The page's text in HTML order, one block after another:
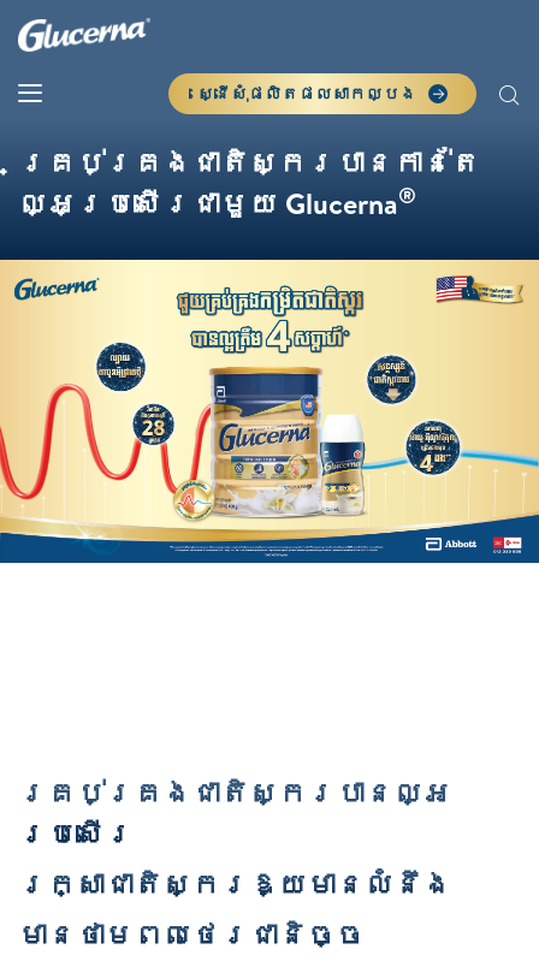
ស្នើសុំផលិតផលសាកល្បង
គ្រប់គ្រងជាតិស្ករបានកាន់តែ
ល្អប្រសើរជាមួយ Glucerna®
គ្រប់គ្រងជាតិស្ករបានល្អ
ប្រសើរ
រក្សាជាតិស្ករឱ្យមានលំនឹង
មានថាមពលថេរជានិច្ច